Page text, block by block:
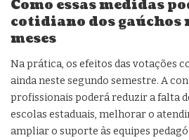
Como essas medidas
cotidiano dos gaúchos
meses
Na prática, os efeitos das votações
ainda neste segundo semestre. A
profissionais poderá reduzir a falta
escolas estaduais, melhorar o
ampliar o suporte às equipes